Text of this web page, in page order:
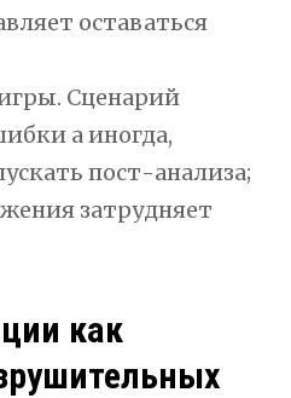
оставаться
Сценарий
а иногда,
пост-анализа;
затрудняет
как